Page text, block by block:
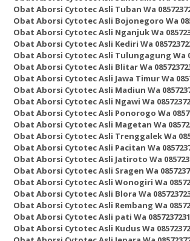
Obat Aborsi Cytotec Asli Tuban Wa
Obat Aborsi Cytotec Asli Bojonegoro Wa
Obat Aborsi Cytotec Asli Nganjuk Wa
Obat Aborsi Cytotec Asli Kediri Wa
Obat Aborsi Cytotec Asli Tulungagung Wa
Obat Aborsi Cytotec Asli Blitar Wa
Obat Aborsi Cytotec Asli Jawa Timur Wa
Obat Aborsi Cytotec Asli Madiun Wa
Obat Aborsi Cytotec Asli Ngawi Wa
Obat Aborsi Cytotec Asli Ponorogo Wa
Obat Aborsi Cytotec Asli Magetan Wa
Obat Aborsi Cytotec Asli Trenggalek Wa
Obat Aborsi Cytotec Asli Pacitan Wa
Obat Aborsi Cytotec Asli Jatiroto Wa
Obat Aborsi Cytotec Asli Sragen Wa
Obat Aborsi Cytotec Asli Wonogiri Wa
Obat Aborsi Cytotec Asli Blora Wa
Obat Aborsi Cytotec Asli Rembang Wa
Obat Aborsi Cytotec Asli pati Wa
Obat Aborsi Cytotec Asli Kudus Wa